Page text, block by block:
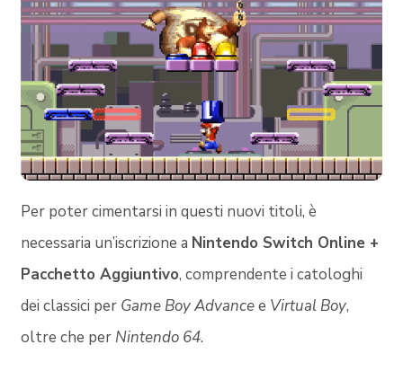
Per poter cimentarsi in questi nuovi titoli, è
necessaria un’iscrizione a Nintendo Switch Online +
Pacchetto Aggiuntivo, comprendente i catologhi
dei classici per Game Boy Advancee Virtual Boy,
oltre che per Nintendo 64.